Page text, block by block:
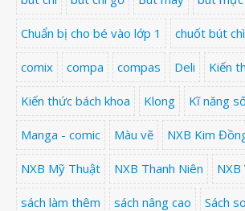
Chuẩn bị cho bé vào lớp 1 chuốt bút chì
comix compa compas Deli Kiến
Kiến thức bách khoa Klong Kĩ năng
Manga - comic Màu vẽ NXB Kim
NXB Mỹ Thuật NXB Thanh Niên NXB
sách làm thêm sách nâng cao Sách